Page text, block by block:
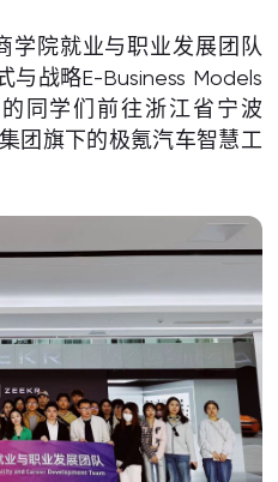
学院就业与职业发展团队
与战略E-Business Models
同学们前往浙江省宁波
团旗下的极氪汽车智慧工